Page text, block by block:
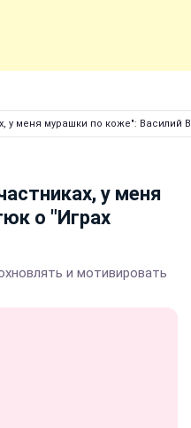
у меня мурашки по коже": Василий
у меня
о "Играх
и мотивировать